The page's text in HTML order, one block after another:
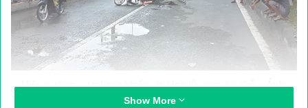
Hiện trường vụ tai nạn khiến chị Hoa tử vong tại chỗ – Ảnh:
Xuân Phúc
Show More